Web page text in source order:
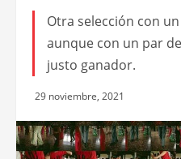
Otra selección con
aunque con un par
justo ganador.
29 noviembre, 2021